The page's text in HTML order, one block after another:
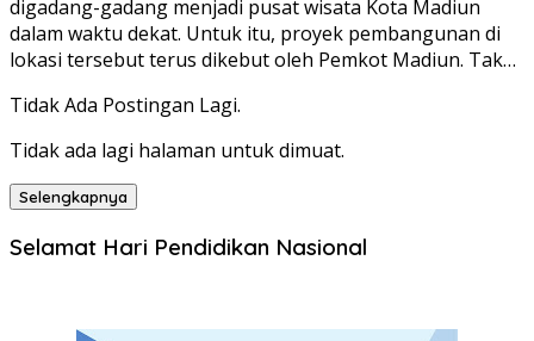
digadang-gadang menjadi pusat wisata Kota Madiun
dalam waktu dekat. Untuk itu, proyek pembangunan di
lokasi tersebut terus dikebut oleh Pemkot Madiun. Tak…
Tidak Ada Postingan Lagi.
Tidak ada lagi halaman untuk dimuat.
Selengkapnya
Selamat Hari Pendidikan Nasional